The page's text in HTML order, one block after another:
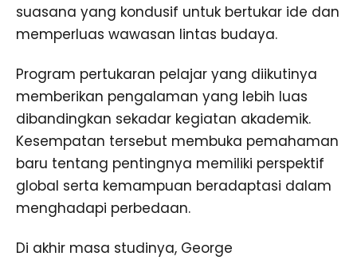
suasana yang kondusif untuk bertukar ide dan
memperluas wawasan lintas budaya.
Program pertukaran pelajar yang diikutinya
memberikan pengalaman yang lebih luas
dibandingkan sekadar kegiatan akademik.
Kesempatan tersebut membuka pemahaman
baru tentang pentingnya memiliki perspektif
global serta kemampuan beradaptasi dalam
menghadapi perbedaan.
Di akhir masa studinya, George